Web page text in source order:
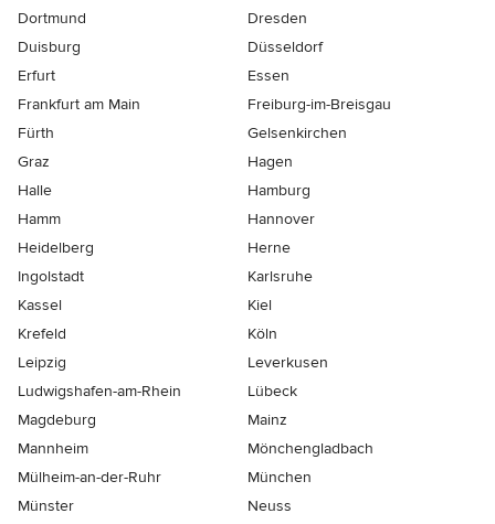
Dortmund
Dresden
Duisburg
Düsseldorf
Erfurt
Essen
Frankfurt am Main
Freiburg-im-Breisgau
Fürth
Gelsenkirchen
Graz
Hagen
Halle
Hamburg
Hamm
Hannover
Heidelberg
Herne
Ingolstadt
Karlsruhe
Kassel
Kiel
Krefeld
Köln
Leipzig
Leverkusen
Ludwigshafen-am-Rhein
Lübeck
Magdeburg
Mainz
Mannheim
Mönchen­gladbach
Mülheim-an-der-Ruhr
München
Münster
Neuss